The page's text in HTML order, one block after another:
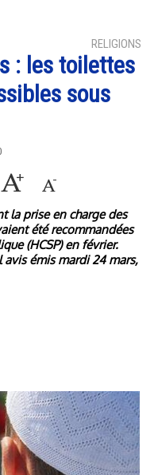
RELIGIONS
: les toilettes
sous
la prise en charge des
été recommandées
(HCSP) en février.
avis émis mardi 24 mars,